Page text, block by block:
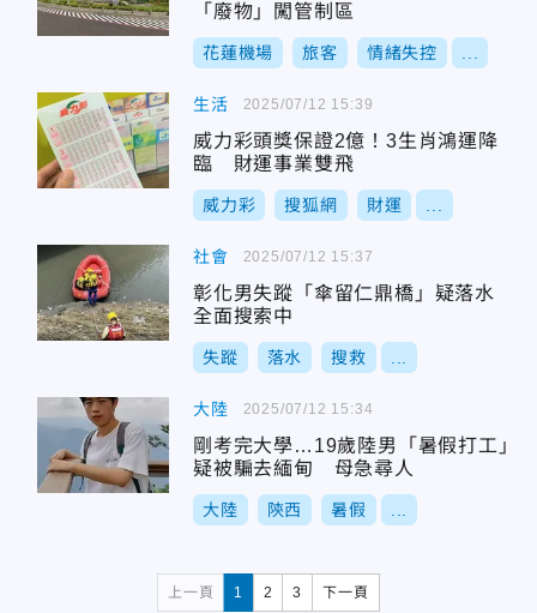
「廢物」闖管制區
花蓮機場 旅客 情緒失控
生活
威力彩頭獎保證2億！3生肖鴻運降
臨 財運事業雙飛
威力彩 搜狐網 財運
2025/07/12 15:39
社會
彰化男失蹤「傘留仁鼎橋」疑落水
全面搜索中
失蹤 落水 搜救
2025/07/12 15:37
大陸
剛考完大學…19歲陸男「暑假打工」
疑被騙去緬甸 母急尋人
大陸 陝西 暑假
2025/07/12 15:34
上一頁 1 2 3 下一頁